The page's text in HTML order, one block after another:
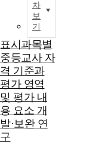
차
보
기
표시과목별
중등교사 자
격 기준과
평가 영역
및 평가 내
용 요소 개
발·보완 연
구